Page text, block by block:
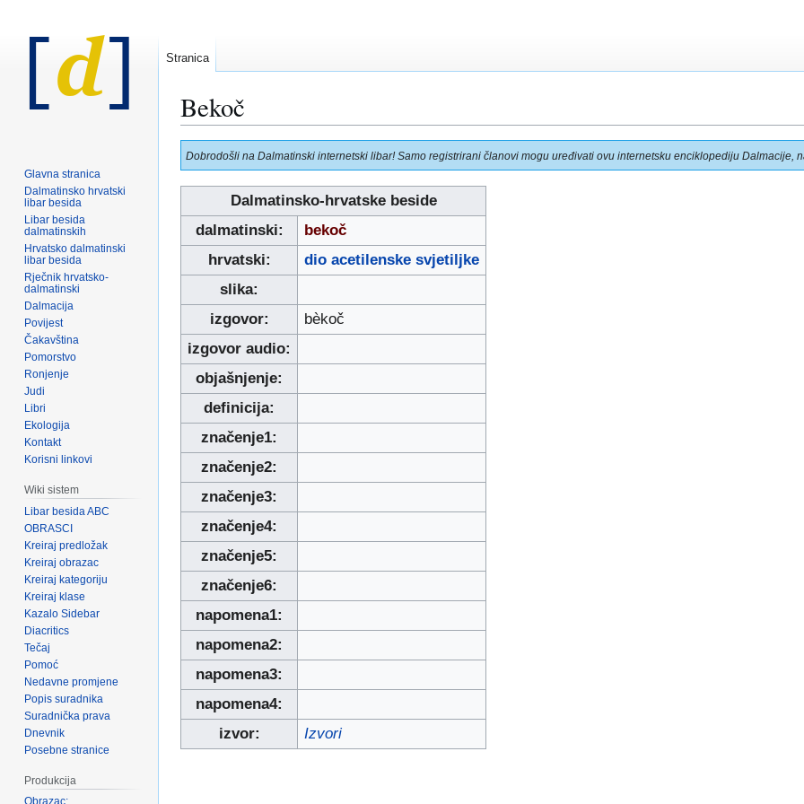
Bekoč
Prijeđi
na
navigaciju
Prijeđi
na
pretraživanje
Dobrodošli na Dalmatinski internetski libar! Samo registrirani članovi mogu uređivati ovu internetsku enciklopediju Dalmacije,
Dalmatinsko-hrvatske beside
dalmatinski:
bekoč
hrvatski:
dio acetilenske svjetiljke
slika:
izgovor:
bèkoč
izgovor audio:
objašnjenje:
definicija:
značenje1:
značenje2:
značenje3:
značenje4:
značenje5:
značenje6:
napomena1:
napomena2:
napomena3:
napomena4:
izvor:
Izvori
Stranica
Glavna stranica
Dalmatinsko hrvatski
libar besida
Libar besida
dalmatinskih
Hrvatsko dalmatinski
libar besida
Rječnik hrvatsko-
dalmatinski
Dalmacija
Povijest
Čakavština
Pomorstvo
Ronjenje
Judi
Libri
Ekologija
Kontakt
Korisni linkovi
Wiki sistem
Libar besida ABC
OBRASCI
Kreiraj predložak
Kreiraj obrazac
Kreiraj kategoriju
Kreiraj klase
Kazalo Sidebar
Diacritics
Tečaj
Pomoć
Nedavne promjene
Popis suradnika
Suradnička prava
Dnevnik
Posebne stranice
Produkcija